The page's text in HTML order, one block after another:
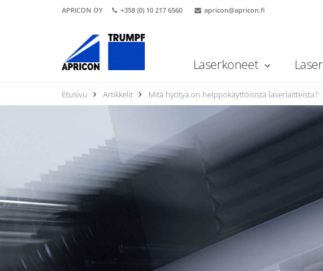
APRICON OY +358 (0) 10 217 6560 apricon@apricon.fi
Laserkoneet
Etusivu Artikkelit Mitä hyötyä on helppokäyttöisistä laserlaitteista?